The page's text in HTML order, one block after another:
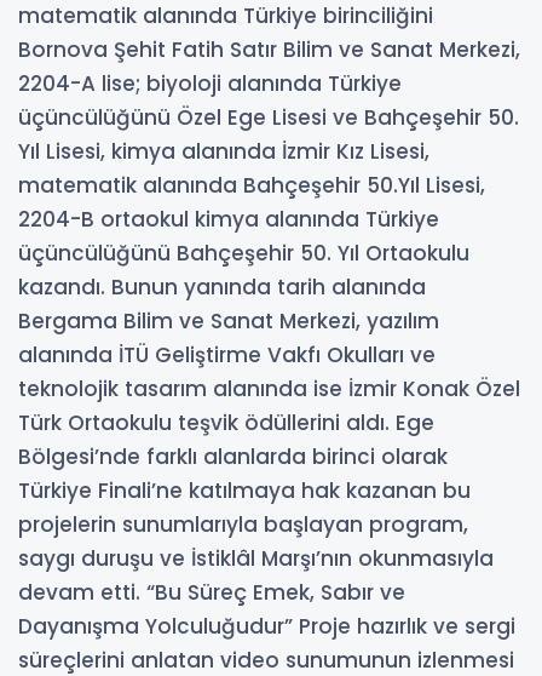
matematik alanında Türkiye birinciliğini
Bornova Şehit Fatih Satır Bilim ve Sanat Merkezi,
2204-A lise; biyoloji alanında Türkiye
üçüncülüğünü Özel Ege Lisesi ve Bahçeşehir 50.
Yıl Lisesi, kimya alanında İzmir Kız Lisesi,
matematik alanında Bahçeşehir 50.Yıl Lisesi,
2204-B ortaokul kimya alanında Türkiye
üçüncülüğünü Bahçeşehir 50. Yıl Ortaokulu
kazandı. Bunun yanında tarih alanında
Bergama Bilim ve Sanat Merkezi, yazılım
alanında İTÜ Geliştirme Vakfı Okulları ve
teknolojik tasarım alanında ise İzmir Konak Özel
Türk Ortaokulu teşvik ödüllerini aldı. Ege
Bölgesi’nde farklı alanlarda birinci olarak
Türkiye Finali’ne katılmaya hak kazanan bu
projelerin sunumlarıyla başlayan program,
saygı duruşu ve İstiklâl Marşı’nın okunmasıyla
devam etti. “Bu Süreç Emek, Sabır ve
Dayanışma Yolculuğudur” Proje hazırlık ve sergi
süreçlerini anlatan video sunumunun izlenmesi